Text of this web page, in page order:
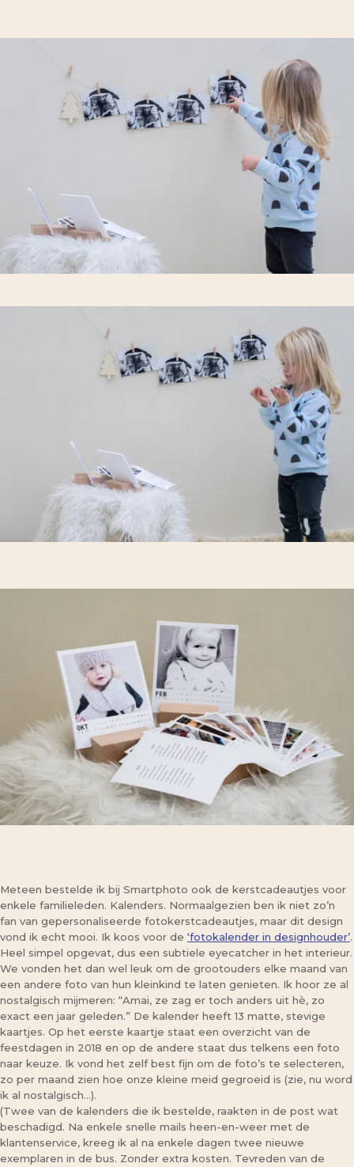
Meteen bestelde ik bij Smartphoto ook de kerstcadeautjes voor
enkele familieleden. Kalenders. Normaalgezien ben ik niet zo’n
fan van gepersonaliseerde fotokerstcadeautjes, maar dit design
vond ik echt mooi. Ik koos voor de ‘fotokalender in designhouder’.
Heel simpel opgevat, dus een subtiele eyecatcher in het interieur.
We vonden het dan wel leuk om de grootouders elke maand van
een andere foto van hun kleinkind te laten genieten. Ik hoor ze al
nostalgisch mijmeren: “Amai, ze zag er toch anders uit hè, zo
exact een jaar geleden.” De kalender heeft 13 matte, stevige
kaartjes. Op het eerste kaartje staat een overzicht van de
feestdagen in 2018 en op de andere staat dus telkens een foto
naar keuze. Ik vond het zelf best fijn om de foto’s te selecteren,
zo per maand zien hoe onze kleine meid gegroeid is (zie, nu word
ik al nostalgisch…).
(Twee van de kalenders die ik bestelde, raakten in de post wat
beschadigd. Na enkele snelle mails heen-en-weer met de
klantenservice, kreeg ik al na enkele dagen twee nieuwe
exemplaren in de bus. Zonder extra kosten. Tevreden van de